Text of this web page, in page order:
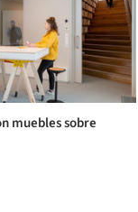
muebles sobre